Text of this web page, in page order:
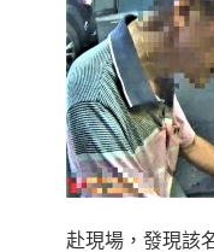
赴現場，發現該